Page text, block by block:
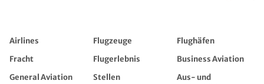
Airlines Flugzeuge
Flughäfen
Fracht
Flugerlebnis
Business Aviation
General Aviation
Stellen
Aus- und